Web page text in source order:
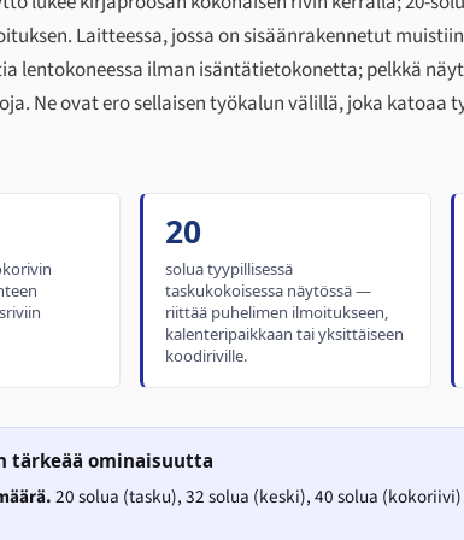
Laitteessa, jossa on sisäänrakennetut
lentokoneessa ilman isäntätietokonetta; pelkkä
Ne ovat ero sellaisen työkalun välillä, joka katoaa
20
solua tyypillisessä
taskukokoisessa näytössä —
riittää puhelimen ilmoitukseen,
kalenteripaikkaan tai yksittäiseen
koodiriville.
tärkeää ominaisuutta
20 solua (tasku), 32 solua (keski), 40 solua